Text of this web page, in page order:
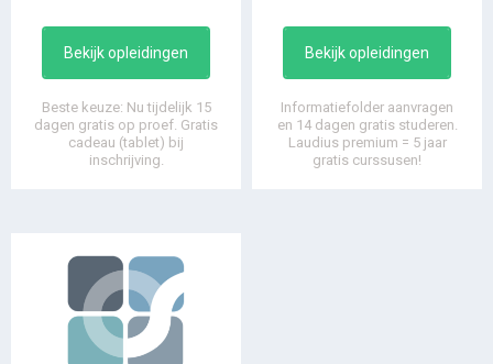
Bekijk opleidingen
Beste keuze: Nu tijdelijk 15
dagen gratis op proef. Gratis
cadeau (tablet) bij
inschrijving.
Bekijk opleidingen
Informatiefolder aanvragen
en 14 dagen gratis studeren.
Laudius premium = 5 jaar
gratis curssusen!